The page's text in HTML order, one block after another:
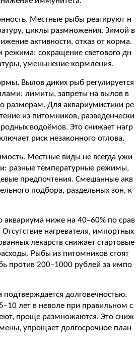
Местные рыбы реагируют н
циклы размножения. Зимой в
активности, отказ от корма.
режима: сокращение светового дн
уменьшение кормления.
Вылов диких рыб регулируется
лимиты, запреты на вылов в
размерам. Для аквариумистики ре
из питомников, разведенчески
водоёмов. Это снижает нагр
риск незаконного отлова.
Местные виды не всегда ужи
разные температурные режимы,
предпочтения. Смешанные акв
подбора, раздельных зон, к
аквариума ниже на 40–60% по срав
нагревателя, импортных
лекарств снижает стартовые
Рыбы из питомников стоят
против 200–1000 рублей за импо
подтверждается долговечностью.
лет в неволе при правильном с
проще размножаются. Это сниж
упрощает долгосрочное план